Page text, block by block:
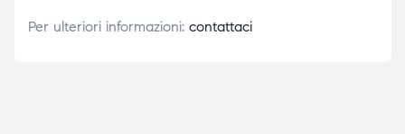
Per ulteriori informazioni: contattaci